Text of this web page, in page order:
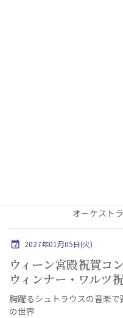
オーケスト
2027年01月05日(火)
ウィーン宮殿祝賀コ
ウィンナー・ワルツ
胸躍るシュトラウスの音楽
の世界